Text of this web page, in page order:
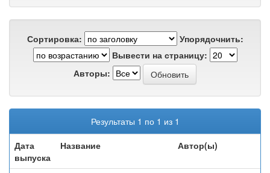
Сортировка:
Упорядочнить:
Вывести на страницу:
Авторы:
Результаты 1 по 1 из 1
Дата
выпуска
Название Автор(ы)